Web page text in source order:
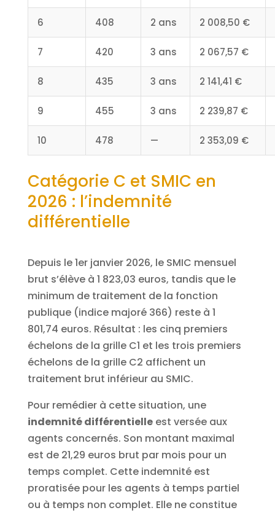
6 408 2 ans 2 008,50 €
7 420 3 ans 2 067,57 €
8 435 3 ans 2 141,41 €
9 455 3 ans 2 239,87 €
10 478 — 2 353,09 €
Catégorie C et SMIC en
2026 : l’indemnité
différentielle
Depuis le 1er janvier 2026, le SMIC mensuel
brut s’élève à 1 823,03 euros, tandis que le
minimum de traitement de la fonction
publique (indice majoré 366) reste à 1
801,74 euros. Résultat : les cinq premiers
échelons de la grille C1 et les trois premiers
échelons de la grille C2 affichent un
traitement brut inférieur au SMIC.
Pour remédier à cette situation, une
indemnité différentielleest versée aux
agents concernés. Son montant maximal
est de 21,29 euros brut par mois pour un
temps complet. Cette indemnité est
proratisée pour les agents à temps partiel
ou à temps non complet. Elle ne constitue